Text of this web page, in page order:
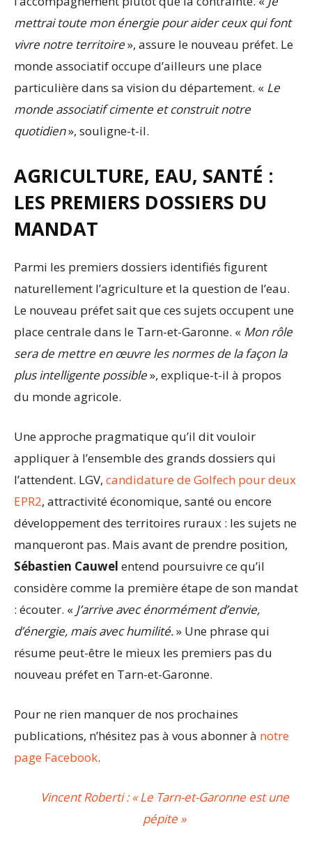
mettrai toute mon énergie pour aider ceux qui font
vivre notre territoire», assure le nouveau préfet. Le
monde associatif occupe d’ailleurs une place
particulière dans sa vision du département. « Le
monde associatif cimente et construit notre
quotidien», souligne-t-il.
AGRICULTURE, EAU, SANTÉ :
LES PREMIERS DOSSIERS DU
MANDAT
Parmi les premiers dossiers identifiés figurent
naturellement l’agriculture et la question de l’eau.
Le nouveau préfet sait que ces sujets occupent une
place centrale dans le Tarn-et-Garonne. « Mon rôle
sera de mettre en œuvre les normes de la façon la
plus intelligente possible», explique-t-il à propos
du monde agricole.
Une approche pragmatique qu’il dit vouloir
appliquer à l’ensemble des grands dossiers qui
l’attendent. LGV, candidature de Golfech pour deux
EPR2, attractivité économique, santé ou encore
développement des territoires ruraux : les sujets ne
manqueront pas. Mais avant de prendre position,
Sébastien Cauwel entend poursuivre ce qu’il
considère comme la première étape de son mandat
: écouter. « J’arrive avec énormément d’envie,
d’énergie, mais avec humilité.» Une phrase qui
résume peut-être le mieux les premiers pas du
nouveau préfet en Tarn-et-Garonne.
Pour ne rien manquer de nos prochaines
publications, n’hésitez pas à vous abonner à notre
page Facebook.
Vincent Roberti : « Le Tarn-et-Garonne est une
pépite »